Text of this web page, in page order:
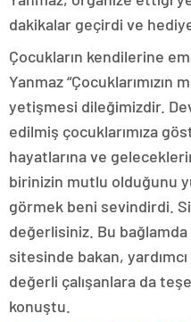
dakikalar geçirdi ve
Çocukların kendilerine
Yanmaz
yetişmesi dileğimizdir.
edilmiş çocuklarımıza
hayatlarına ve
birinizin mutlu olduğunu
görmek beni sevindirdi.
değerlisiniz. Bu
sitesinde bakan,
değerli çalışanlara da
konuştu.